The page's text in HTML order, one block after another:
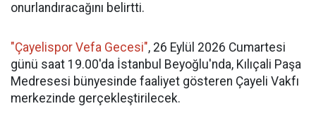
onurlandıracağını belirtti.
"Çayelispor Vefa Gecesi", 26 Eylül 2026 Cumartesi
günü saat 19.00'da İstanbul Beyoğlu'nda, Kılıçali Paşa
Medresesi bünyesinde faaliyet gösteren Çayeli Vakfı
merkezinde gerçekleştirilecek.